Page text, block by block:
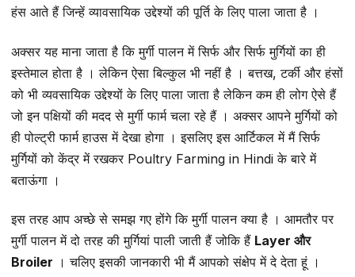
हंस आते हैं जिन्हें व्यावसायिक उद्देश्यों की पूर्ति के लिए पाला जाता है ।
अक्सर यह माना जाता है कि मुर्गी पालन में सिर्फ और सिर्फ मुर्गियों का ही
इस्तेमाल होता है । लेकिन ऐसा बिल्कुल भी नहीं है । बत्तख, टर्की और हंसों
को भी व्यवसायिक उद्देश्यों के लिए पाला जाता है लेकिन कम ही लोग ऐसे हैं
जो इन पक्षियों की मदद से मुर्गी फार्म चला रहे हैं । अक्सर आपने मुर्गियों को
ही पोल्ट्री फार्म हाउस में देखा होगा । इसलिए इस आर्टिकल में मैं सिर्फ
मुर्गियों को केंद्र में रखकर Poultry Farming in Hindi के बारे में
बताऊंगा ।
इस तरह आप अच्छे से समझ गए होंगे कि मुर्गी पालन क्या है । आमतौर पर
मुर्गी पालन में दो तरह की मुर्गियां पाली जाती हैं जोकि हैं Layer और
Broiler । चलिए इसकी जानकारी भी मैं आपको संक्षेप में दे देता हूं ।